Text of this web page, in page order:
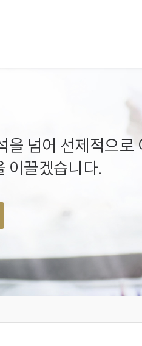
을 넘어 선제적으로
이끌겠습니다.